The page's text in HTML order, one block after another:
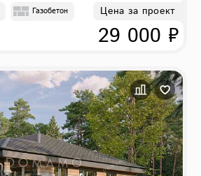
Газобетон Цена за проект
29 000 ₽